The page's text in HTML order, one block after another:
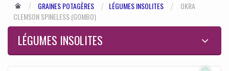
GRAINES POTAGÈRES LÉGUMES INSOLITES
OKRA
CLEMSON SPINELESS (GOMBO)
LÉGUMES INSOLITES